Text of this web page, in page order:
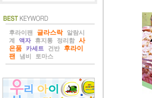
후라이팬 글라스락
알람시
계
액자 휴지통 정리함
사
은품
카세트 건반
후라이
팬
냄비 토마스